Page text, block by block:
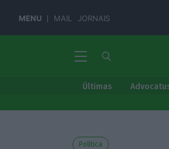
MENU MAIL JORNAIS
Últimas
Política